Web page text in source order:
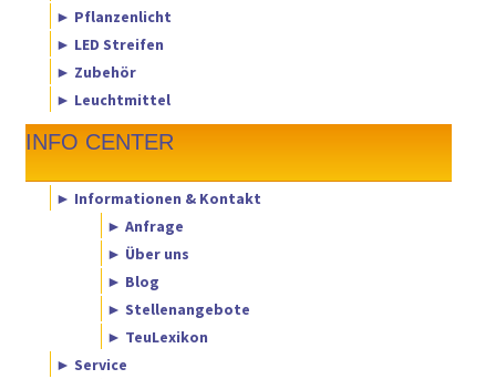
► Pflanzenlicht
► LED Streifen
► Zubehör
► Leuchtmittel
INFO CENTER
► Informationen & Kontakt
► Anfrage
► Über uns
► Blog
► Stellenangebote
► TeuLexikon
► Service